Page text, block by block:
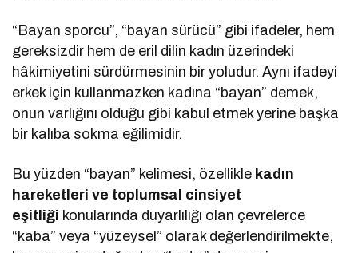
“Bayan sporcu”, “bayan sürücü” gibi ifadeler, hem
gereksizdir hem de eril dilin kadın üzerindeki
hâkimiyetini sürdürmesinin bir yoludur. Aynı ifadeyi
erkek için kullanmazken kadına “bayan” demek,
onun varlığını olduğu gibi kabul etmek yerine başka
bir kalıba sokma eğilimidir.
Bu yüzden “bayan” kelimesi, özellikle kadın
hareketleri ve toplumsal cinsiyet
eşitliği konularında duyarlılığı olan çevrelerce
“kaba” veya “yüzeysel” olarak değerlendirilmekte,